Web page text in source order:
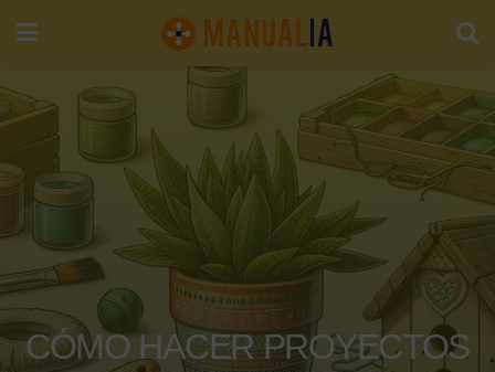
CÓMO HACER PROYECTOS